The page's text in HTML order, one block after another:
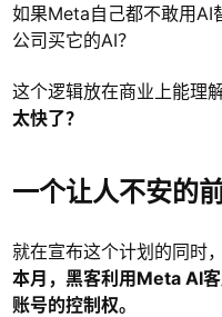
如果Meta自己都不敢用AI
公司买它的AI？
这个逻辑放在商业上能理
太快了？
一个让人不安的
就在宣布这个计划的同时
本月，黑客利用Meta AI
账号的控制权。